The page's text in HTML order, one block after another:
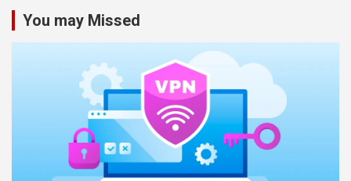
You may Missed